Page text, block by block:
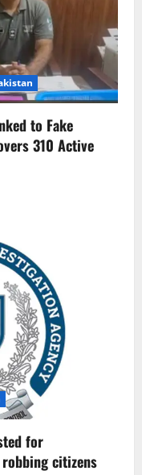
to Fake
310 Active
for
citizens